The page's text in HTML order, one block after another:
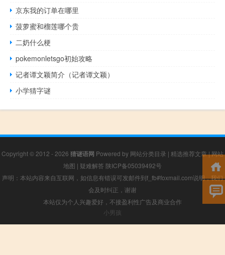
京东我的订单在哪里
菠萝蜜和榴莲哪个贵
二奶什么梗
pokemonletsgo初始攻略
记者谭文颖简介（记者谭文颖）
小学猜字谜
Copyright © 2012 - 2026 猜谜语网 Powered by 网站分类目录 | 精选推荐文章|网站
地图 | 疑难解答 陕ICP备05039492号
声明：本站内容来自互联网，如信息有错误可发邮件到f_fb#foxmail.com说明，我们
会及时纠正，谢谢
本站仅为个人兴趣爱好，不接盈利性广告及商业合作
小男孩